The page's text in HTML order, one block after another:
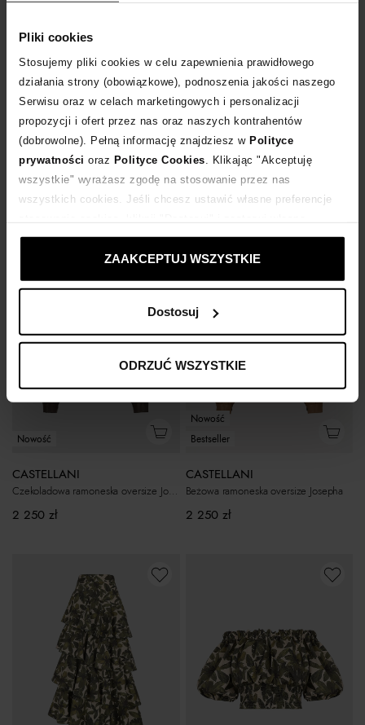
Pliki cookies
Stosujemy pliki cookies w celu zapewnienia prawidłowego
działania strony (obowiązkowe), podnoszenia jakości naszego
Serwisu oraz w celach marketingowych i personalizacji
propozycji i ofert przez nas oraz naszych kontrahentów
(dobrowolne). Pełną informację znajdziesz w Polityce
prywatności oraz Polityce Cookies . Klikając "Akceptuję
wszystkie" wyrażasz zgodę na stosowanie przez nas
wszystkich cookies. Jeśli chcesz ustawić własne preferencje
ustawienia prywatności.
ZAAKCEPTUJ WSZYSTKIE
Dostosuj
ODRZUĆ WSZYSTKIE
Nowość
CASTELLANI
Beżowa sukienka w paski Maya
1 099zł
Nowość
CASTELLANI
2 999zł
Nowość
CASTELLANI
Czekoladowa ramoneska oversize Josepha
2 250 zł
Nowość
Bestseller
CASTELLANI
Beżowa ramoneska oversize Josepha
2 250 zł